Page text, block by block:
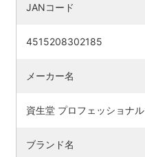
JANコード
4515208302185
メーカー名
資生堂 プロフェッショナル
ブランド名